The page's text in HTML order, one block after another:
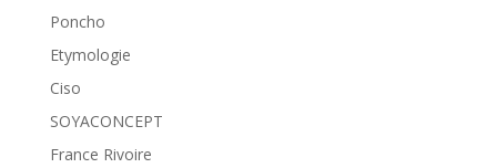
Poncho
Etymologie
Ciso
SOYACONCEPT
France Rivoire